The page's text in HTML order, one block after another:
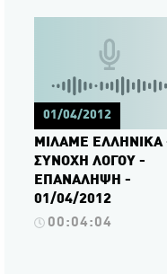
01/04/2012
ΜΙΛΑΜΕ ΕΛΛΗΝΙΚΑ
ΣΥΝΟΧΗ ΛΟΓΟΥ -
ΕΠΑΝΑΛΗΨΗ -
01/04/2012
00:04:04